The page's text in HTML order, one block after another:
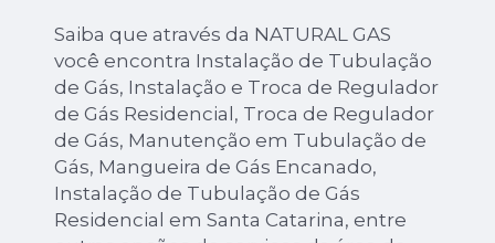
Saiba que através da NATURAL GAS
você encontra Instalação de Tubulação
de Gás, Instalação e Troca de Regulador
de Gás Residencial, Troca de Regulador
de Gás, Manutenção em Tubulação de
Gás, Mangueira de Gás Encanado,
Instalação de Tubulação de Gás
Residencial em Santa Catarina, entre